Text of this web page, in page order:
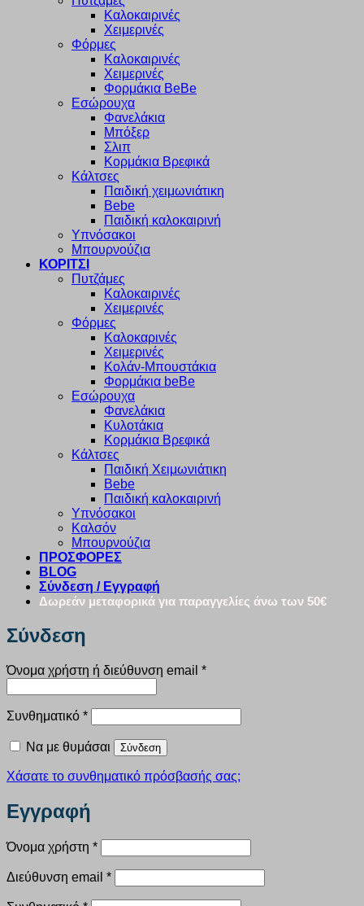
Καλοκαιρινές
Χειμερινές
Φόρμες
Καλοκαιρινές
Χειμερινές
Φορμάκια BeBe
Εσώρουχα
Φανελάκια
Μπόξερ
Σλιπ
Κορμάκια Βρεφικά
Κάλτσες
Παιδική χειμωνιάτικη
Bebe
Παιδική καλοκαιρινή
Υπνόσακοι
Μπουρνούζια
ΚΟΡΙΤΣΙ
Πυτζάμες
Καλοκαιρινές
Χειμερινές
Φόρμες
Καλοκαρινές
Χειμερινές
Κολάν-Μπουστάκια
Φορμάκια beBe
Εσώρουχα
Φανελάκια
Κυλοτάκια
Κορμάκια Βρεφικά
Κάλτσες
Παιδική Χειμωνιάτικη
Bebe
Παιδική καλοκαιρινή
Υπνόσακοι
Καλσόν
Μπουρνούζια
ΠΡΟΣΦΟΡΕΣ
BLOG
Σύνδεση / Εγγραφή
Δωρεάν μεταφορικά για παραγγελίες άνω των 50€
Σύνδεση
Όνομα χρήστη ή διεύθυνση email *Απαιτείται
Συνθηματικό *Απαιτείται
Να με θυμάσαι Σύνδεση
Χάσατε το συνθηματικό πρόσβασής σας;
Εγγραφή
Όνομα χρήστη *Απαιτείται
Διεύθυνση email *Απαιτείται